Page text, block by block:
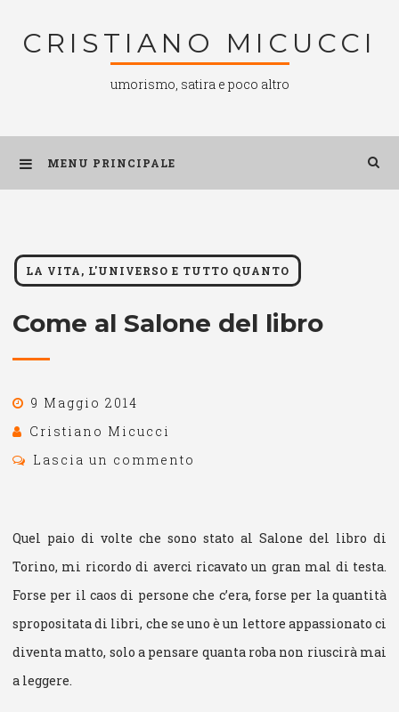
CRISTIANO MICUCCI
umorismo, satira e poco altro
MENU PRINCIPALE
LA VITA, L'UNIVERSO E TUTTO QUANTO
Come al Salone del libro
9 Maggio 2014
Cristiano Micucci
Lascia un commento
Quel paio di volte che sono stato al Salone del libro di
Torino, mi ricordo di averci ricavato un gran mal di testa.
Forse per il caos di persone che c’era, forse per la quantità
spropositata di libri, che se uno è un lettore appassionato ci
diventa matto, solo a pensare quanta roba non riuscirà mai
a leggere.